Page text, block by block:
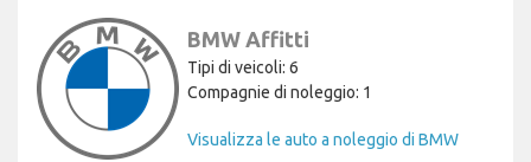
BMW Affitti
Tipi di veicoli: 6
Compagnie di noleggio: 1
Visualizza le auto a noleggio di BMW